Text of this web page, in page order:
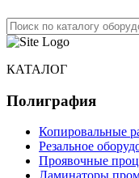
КАТАЛОГ
Полиграфия
Копировальные
Резальное
Проявочные